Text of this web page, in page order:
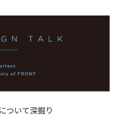
ついて深掘り